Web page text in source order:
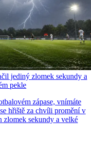
jediný zlomek sekundy a
pekle
zápase, vnímáte
hřiště za chvíli promění v
zlomek sekundy a velké